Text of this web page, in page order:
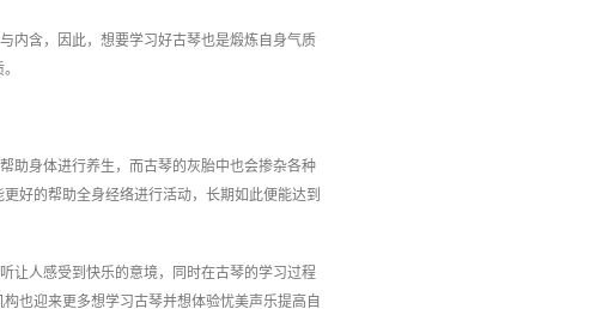
内含，因此，想要学习好古琴也是煅炼自身气质
助身体进行养生，而古琴的灰胎中也会掺杂各种
好的帮助全身经络进行活动，长期如此便能达到
让人感受到快乐的意境，同时在古琴的学习过程
也迎来更多想学习古琴并想体验忧美声乐提高自